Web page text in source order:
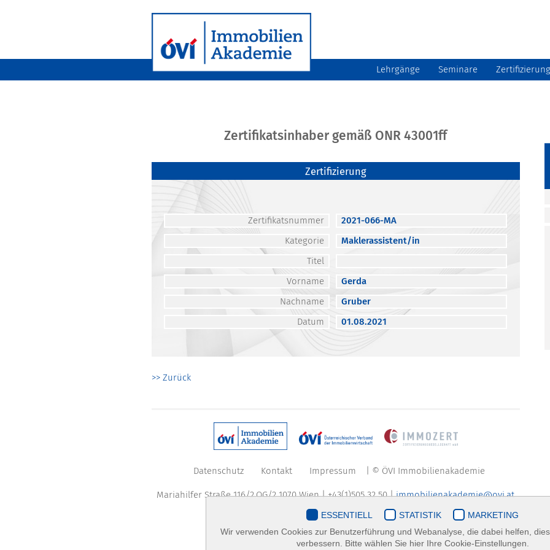
Lehrgänge Seminare Zertifizierung
Zertifikatsinhaber gemäß ONR 43001ff
Zertifizierung
Zertifikatsnummer
2021-066-MA
Kategorie
Maklerassistent/in
Titel
Vorname
Gerda
Nachname
Gruber
Datum
01.08.2021
>> Zurück
Datenschutz Kontakt Impressum | © ÖVI Immobilienakademie
Mariahilfer Straße 116/2.OG/2 1070 Wien | +43(1)505 32 50 |immobilienakademie@ovi.at
ESSENTIELL STATISTIK
MARKETING
Wir verwenden Cookies zur Benutzerführung und Webanalyse, die dabei helfen,
verbessern. Bitte wählen Sie hier Ihre Cookie-Einstellungen.